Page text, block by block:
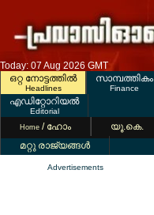
Today: 07 Aug 2026 GMT
ഒറ്റ നോട്ടത്തില്‍
Headlines
സാമ്പത്തികം
Finance
എഡിറ്റോറിയല്‍
Editorial
Home / ഹോം യൂ.കെ.
മറ്റു രാജ്യങ്ങള്‍
Advertisements